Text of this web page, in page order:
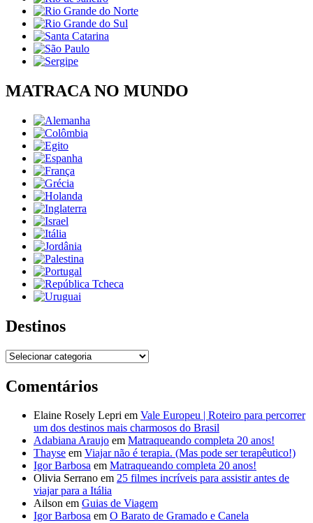
MATRACA NO MUNDO
Destinos
Destinos
Comentários
Elaine Rosely Lepri em Vale Europeu | Roteiro para percorrer
um dos destinos mais charmosos do Brasil
Adabiana Araujo em Matraqueando completa 20 anos!
Thayse em Viajar não é terapia. (Mas pode ser terapêutico!)
Igor Barbosa em Matraqueando completa 20 anos!
Olivia Serrano em 25 filmes incríveis para assistir antes de
viajar para a Itália
Ailson em Guias de Viagem
Igor Barbosa em O Barato de Gramado e Canela